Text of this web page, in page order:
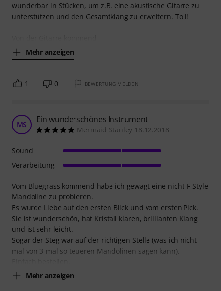
wunderbar in Stücken, um z.B. eine akustische Gitarre zu
unterstützen und den Gesamtklang zu erweitern. Toll!
Mehr anzeigen
1 0 BEWERTUNG MELDEN
MS Ein wunderschönes Instrument
Mermaid Stanley 18.12.2018
Vom Bluegrass kommend habe ich gewagt eine nicht-F-Style
Mandoline zu probieren.
Es wurde Liebe auf den ersten Blick und vom ersten Pick.
Sie ist wunderschön, hat Kristall klaren, brillianten Klang
und ist sehr leicht.
Sogar der Steg war auf der richtigen Stelle (was ich nicht
mal von 3-mal so teueren Mandolinen sagen kann).
Mehr anzeigen
Sound
Verarbeitung